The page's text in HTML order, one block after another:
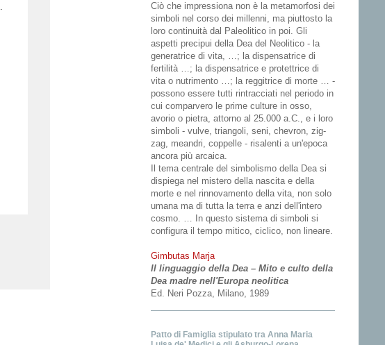
Ciò che impressiona non è la metamorfosi dei
simboli nel corso dei millenni, ma piuttosto la
loro continuità dal Paleolitico in poi. Gli
aspetti precipui della Dea del Neolitico - la
generatrice di vita, …; la dispensatrice di
fertilità …; la dispensatrice e protettrice di
vita o nutrimento …; la reggitrice di morte … -
possono essere tutti rintracciati nel periodo in
cui comparvero le prime culture in osso,
avorio o pietra, attorno al 25.000 a.C., e i loro
simboli - vulve, triangoli, seni, chevron, zig-
zag, meandri, coppelle - risalenti a un'epoca
ancora più arcaica.
Il tema centrale del simbolismo della Dea si
dispiega nel mistero della nascita e della
morte e nel rinnovamento della vita, non solo
umana ma di tutta la terra e anzi dell'intero
cosmo. … In questo sistema di simboli si
configura il tempo mitico, ciclico, non lineare.
Gimbutas Marja
Il linguaggio della Dea – Mito e culto della
Dea madre nell'Europa neolitica
Ed. Neri Pozza, Milano, 1989
Patto di Famiglia stipulato tra Anna Maria